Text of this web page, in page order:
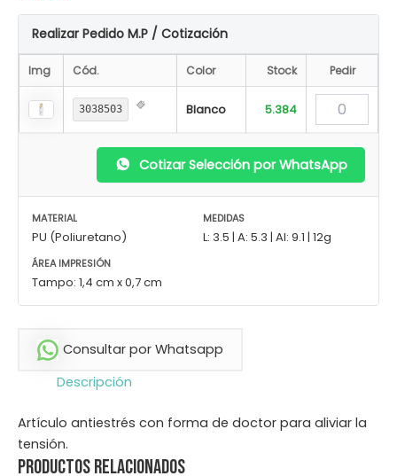
Realizar Pedido M.P / Cotización
Img Cód. Color Stock Pedir
3038503 Blanco 5.384
Cotizar Selección por WhatsApp
MATERIAL
PU (Poliuretano)
MEDIDAS
L: 3.5 | A: 5.3 | Al: 9.1 | 12g
ÁREA IMPRESIÓN
Tampo: 1,4 cm x 0,7 cm
Consultar por Whatsapp
Descripción
Artículo antiestrés con forma de doctor para aliviar la
tensión.
Productos relacionados